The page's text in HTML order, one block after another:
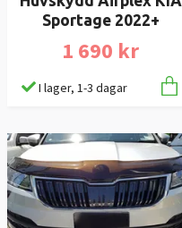
Sportage 2022+
1 690 kr
I lager, 1-3 dagar